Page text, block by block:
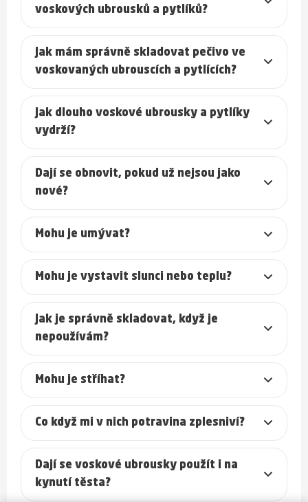
voskových ubrousků a pytlíků?
Jak mám správně skladovat pečivo ve
voskovaných ubrouscích a pytlících?
Jak dlouho voskové ubrousky a pytlíky
vydrží?
Dají se obnovit, pokud už nejsou jako
nové?
Mohu je umývat?
Mohu je vystavit slunci nebo teplu?
Jak je správně skladovat, když je
nepoužívám?
Mohu je stříhat?
Co když mi v nich potravina zplesniví?
Dají se voskové ubrousky použít i na
kynutí těsta?